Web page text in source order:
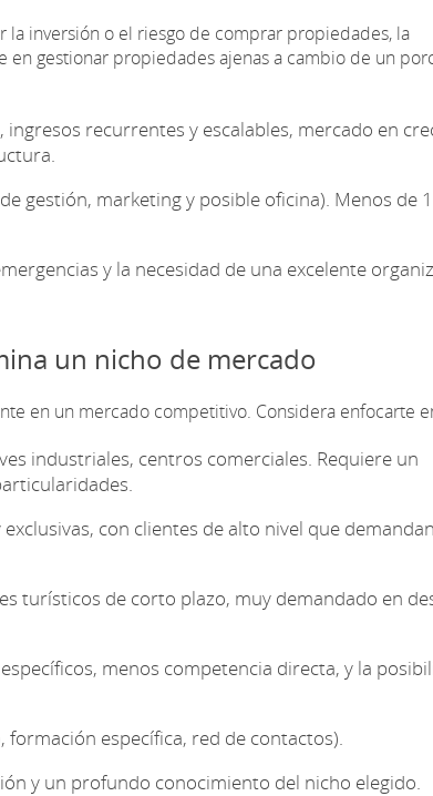
inversión o el riesgo de comprar propiedades, la
en gestionar propiedades ajenas a cambio de un
recurrentes y escalables, mercado en
gestión, marketing y posible oficina). Menos de
y la necesidad de una excelente
un nicho de mercado
en un mercado competitivo. Considera enfocarte
industriales, centros comerciales. Requiere un
con clientes de alto nivel que demandan
turísticos de corto plazo, muy demandado en
menos competencia directa, y la
específica, red de contactos).
y un profundo conocimiento del nicho elegido.